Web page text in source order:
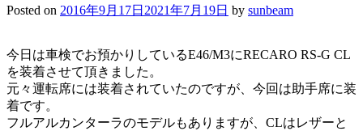
Posted on 2016年9月17日 2021年7月19日 by sunbeam
今日は車検でお預かりしているE46/M3にRECARO RS-G CL
を装着させて頂きました。
元々運転席には装着されていたのですが、今回は助手席に装
着です。
フルアルカンターラのモデルもありますが、CLはレザーと